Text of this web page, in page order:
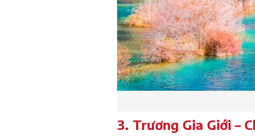
3. Trương Gia Giới –